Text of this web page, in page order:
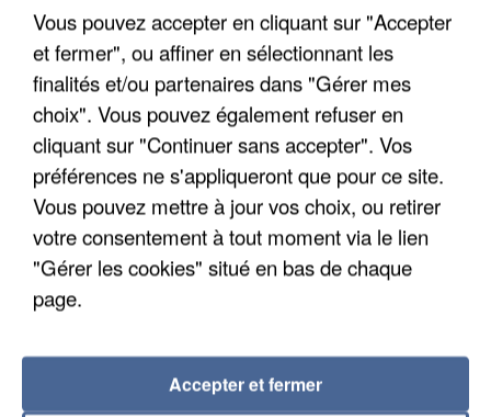
Un cofondateur du réseau avait été interpellé
quelques jours plus tôt.
Vous pouvez accepter en cliquant sur "Accepter
et fermer", ou affiner en sélectionnant les
finalités et/ou partenaires dans "Gérer mes
choix". Vous pouvez également refuser en
cliquant sur "Continuer sans accepter". Vos
préférences ne s'appliqueront que pour ce site.
Vous pouvez mettre à jour vos choix, ou retirer
votre consentement à tout moment via le lien
"Gérer les cookies" situé en bas de chaque
page.
Accepter et fermer